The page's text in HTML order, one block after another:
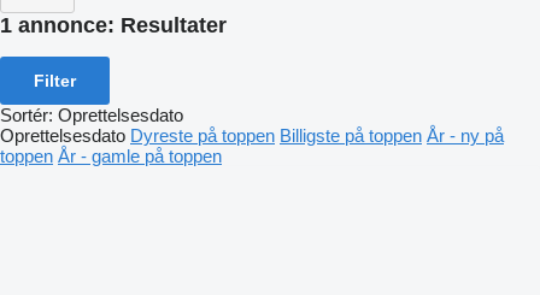
1 annonce: Resultater
Filter
Sortér: Oprettelsesdato
Oprettelsesdato Dyreste på toppen Billigste på toppen År - ny på
toppen År - gamle på toppen